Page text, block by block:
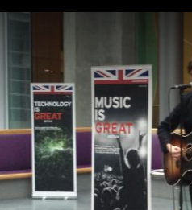
Nick Howard
Home News Musik
Nick Howard - Britische